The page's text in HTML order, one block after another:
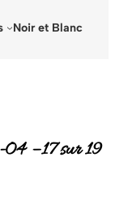
Noir et Blanc
– 17 sur 19